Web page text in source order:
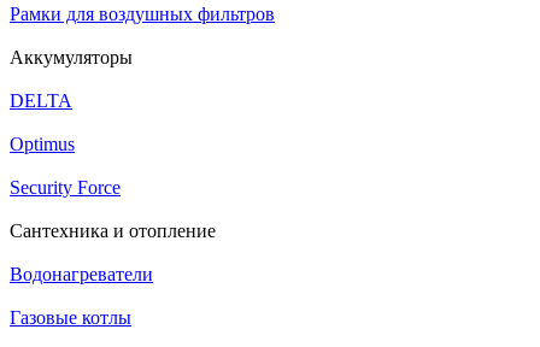
Рамки для воздушных фильтров
Аккумуляторы
DELTA
Optimus
Security Force
Сантехника и отопление
Водонагреватели
Газовые котлы